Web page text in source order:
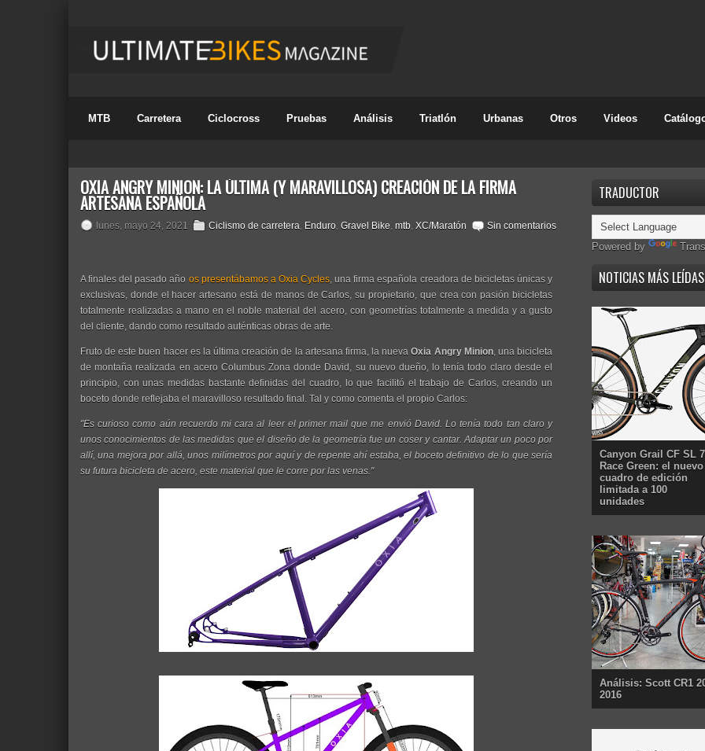
MTB Carretera Ciclocross Pruebas Análisis Triatlón Urbanas Otros Videos
OXIA ANGRY MINION: LA ÚLTIMA (Y MARAVILLOSA) CREACIÓN DE LA FIRMA
ARTESANA ESPAÑOLA
lunes, mayo 24, 2021 Ciclismo de carretera, Enduro, Gravel Bike, mtb, XC/Maratón Sin comentarios
A finales del pasado año os presentábamos a Oxia Cycles, una firma española creadora de bicicletas únicas y
exclusivas, donde el hacer artesano está de manos de Carlos, su propietario, que crea con pasión bicicletas
totalmente realizadas a mano en el noble material del acero, con geometrías totalmente a medida y a gusto
del cliente, dando como resultado auténticas obras de arte.
Fruto de este buen hacer es la última creación de la artesana firma, la nuevaOxia Angry Minion, una bicicleta
de montaña realizada en acero Columbus Zona donde David, su nuevo dueño, lo tenía todo claro desde el
principio, con unas medidas bastante definidas del cuadro, lo que facilitó el trabajo de Carlos, creando un
boceto donde reflejaba el maravilloso resultado final. Tal y como comenta el propio Carlos:
"Es curioso como aún recuerdo mi cara al leer el primer mail que me envió David. Lo tenía todo tan claro y
unos conocimientos de las medidas que el diseño de la geometría fue un coser y cantar. Adaptar un poco por
allí, una mejora por allá, unos milímetros por aquí y de repente ahí estaba, el boceto definitivo de lo que sería
su futura bicicleta de acero, este material que le corre por las venas."
TRADUCTOR
Powered by
NOTICIAS MÁS LEÍDAS
Canyon Grail CF SL 7
Race Green: el nuevo
cuadro de edición
limitada a 100
unidades
Análisis: Scott CR1
2016